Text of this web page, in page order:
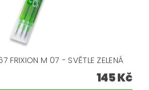
FRIXION M 07 - SVĚTLE ZELENÁ
145 Kč